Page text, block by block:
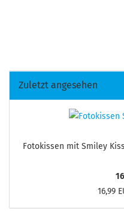
Zuletzt angesehen
Fo­to­kis­sen mit Smi­ley
16,99